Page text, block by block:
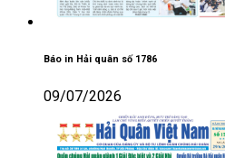
Báo in Hải quân số 1786
09/07/2026